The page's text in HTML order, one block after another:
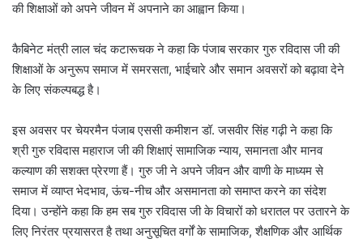
की शिक्षाओं को अपने जीवन में अपनाने का आह्वान किया।
कैबिनेट मंत्री लाल चंद कटारूचक ने कहा कि पंजाब सरकार गुरु रविदास जी की
शिक्षाओं के अनुरूप समाज में समरसता, भाईचारे और समान अवसरों को बढ़ावा देने
के लिए संकल्पबद्ध है।
इस अवसर पर चेयरमैन पंजाब एससी कमीशन डॉ. जसवीर सिंह गढ़ी ने कहा कि
श्री गुरु रविदास महाराज जी की शिक्षाएं सामाजिक न्याय, समानता और मानव
कल्याण की सशक्त प्रेरणा हैं। गुरु जी ने अपने जीवन और वाणी के माध्यम से
समाज में व्याप्त भेदभाव, ऊंच-नीच और असमानता को समाप्त करने का संदेश
दिया। उन्होंने कहा कि हम सब गुरु रविदास जी के विचारों को धरातल पर उतारने के
लिए निरंतर प्रयासरत है तथा अनुसूचित वर्गों के सामाजिक, शैक्षणिक और आर्थिक